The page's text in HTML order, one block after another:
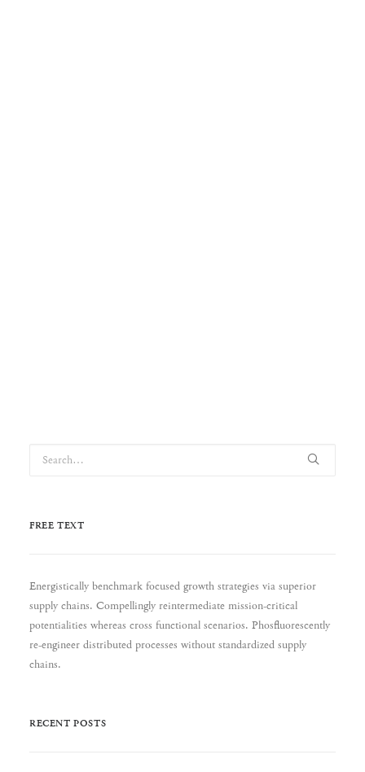
FREE TEXT
Energistically benchmark focused growth strategies via superior
supply chains. Compellingly reintermediate mission-critical
potentialities whereas cross functional scenarios. Phosfluorescently
re-engineer distributed processes without standardized supply
chains.
RECENT POSTS